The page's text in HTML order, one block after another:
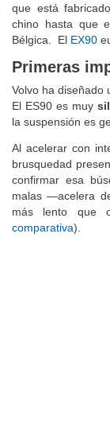
que está
chino hasta que
Bélgica. El EX90
Primeras
Volvo ha diseñado
El ES90 es muy
la suspensión es
Al acelerar con
brusquedad
confirmar esa
malas —acelera
más lento que
comparativa).